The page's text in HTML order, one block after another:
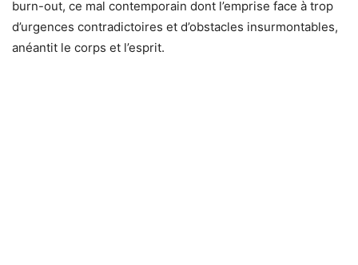
burn-out, ce mal contemporain dont l’emprise face à trop
d’urgences contradictoires et d’obstacles insurmontables,
anéantit le corps et l’esprit.